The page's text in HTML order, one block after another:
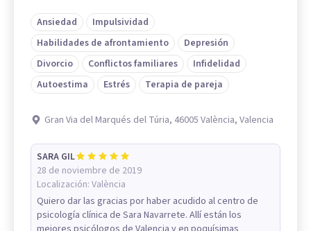
Ansiedad
Impulsividad
Habilidades de afrontamiento
Depresión
Divorcio
Conflictos familiares
Infidelidad
Autoestima
Estrés Terapia de pareja
Gran Via del Marqués del Túria, 46005 València, Valencia
SARA GIL
28 de noviembre de 2019
Localización: València
Quiero dar las gracias por haber acudido al centro de
psicología clínica de Sara Navarrete. Allí están los